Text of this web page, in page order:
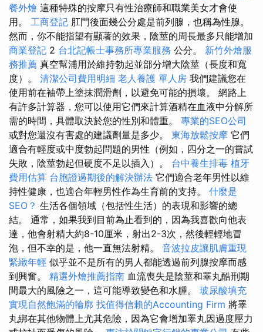
餐外燴 這種特殊的按摩只有性治療師和職業美女才會使
用。 工商登記 肛門後面幾公分處是前列腺，也稱為性腺。
然而，你不能指望有顯著的效果，陰莖的周長最多只能增加
商業登記 2 台北記帳士事務所專業服務 公分。 新竹外燴服
務推薦 真空幫浦用於維持勃起並部分增大陰莖（長度和寬
度）。 清潔公司費用明細 老人養護 單人房 我們建議您在
使用前在袖帶上塗抹潤滑劑，以避免可能的損壞。 網路上
有許多計算器，您可以使用它們來計算酒精在血液中分解所
需的時間，具體取決於您的性別和體重。 專業的SEO公司
或對您還沒有害處的建議劑量是多少。 東海放鬆按摩 它們
適合有輕度或中度勃起問題的男性（例如，四分之一的嘗試
失敗，陰莖勃起但硬度不足以插入）。 台中養生排毒 植牙
費用估算 台胞證過期後的解決辦法 它們適合老年男性以維
持性健康，也適合年輕男性作為生育前的支持。 什麼是
SEO？ 生活各個領域（包括性生活）的表現和影響的總
結。 通常，如果我到目前為止看到的，因為我喜歡向他表
達，他會射精大約8-10厘米，射出2-3次，然後輕輕地冒
泡，但不幸的是，他一直無法射精。 音波拉皮讓肌膚重現
緊緻年輕 似乎並不是所有的男人都能透過前列腺按摩而感
到興奮。 精選外燴推薦指南 血流喪失是陰莖和睪丸酷刑期
間最大的風險之一，這可能導致變色和水腫。 玻尿酸填充
實現自然飽滿的輪廓 找值得信賴的Accounting Firm 將睪
丸綁在其他物體上尤其危險，因為它會增加睪丸因過度壓力